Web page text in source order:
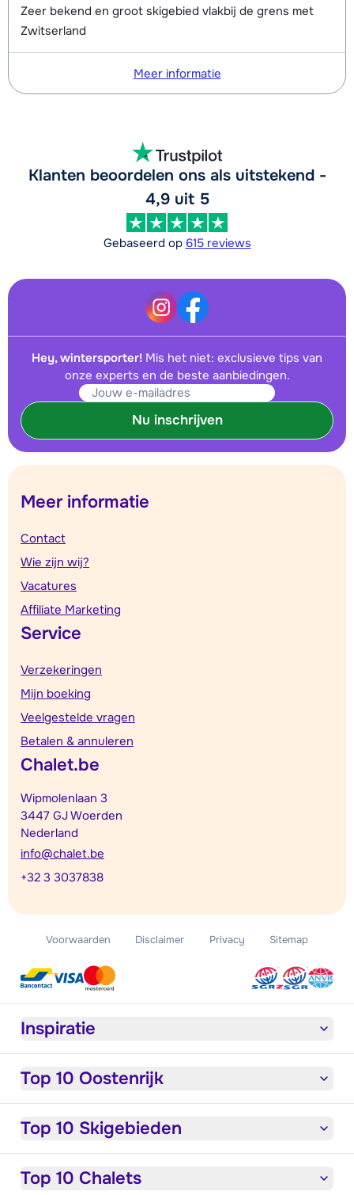
Zeer bekend en groot skigebied vlakbij de grens met
Zwitserland
Meer informatie
Klanten beoordelen ons als uitstekend -
4,9 uit 5
Gebaseerd op 615 reviews
Hey, wintersporter! Mis het niet: exclusieve tips van
onze experts en de beste aanbiedingen.
Nu inschrijven
Meer informatie
Contact
Wie zijn wij?
Vacatures
Affiliate Marketing
Service
Verzekeringen
Mijn boeking
Veelgestelde vragen
Betalen & annuleren
Chalet.be
Wipmolenlaan 3
3447 GJ Woerden
Nederland
info@chalet.be
+32 3 3037838
Voorwaarden Disclaimer Privacy Sitemap
Inspiratie
Top 10 Oostenrijk
Top 10 Skigebieden
Top 10 Chalets